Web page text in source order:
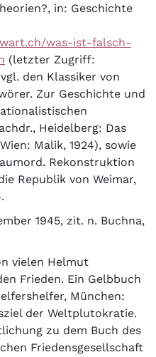
in: Geschichte
was-ist-falsch-
(letzter Zugriff:
den Klassiker von
Zur Geschichte und
Heidelberg: Das
Malik, 1924), sowie
Rekonstruktion
Republik von Weimar,
1945, zit. n. Buchna,
vielen Helmut
Frieden. Ein Gelbbuch
München:
der Weltplutokratie.
zu dem Buch des
Friedensgesellschaft